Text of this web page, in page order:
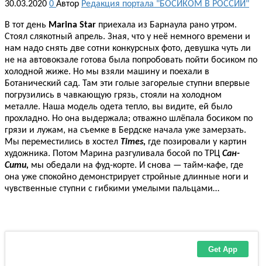
30.03.2020 0 Автор Редакция портала "БОСИКОМ В РОССИИ"
В тот день Marina Star приехала из Барнаула рано утром.
Стоял слякотный апрель. Зная, что у неё немного времени и
нам надо снять две сотни конкурсных фото, девушка чуть ли
не на автовокзале готова была попробовать пойти босиком по
холодной жиже. Но мы взяли машину и поехали в
Ботанический сад. Там эти голые загорелые ступни впервые
погрузились в чавкающую грязь, стояли на холодном
металле. Наша модель одета тепло, вы видите, ей было
прохладно. Но она выдержала; отважно шлёпала босиком по
грязи и лужам, на съемке в Бердске начала уже замерзать.
Мы переместились в хостел Times, где позировали у картин
художника. Потом Марина разгуливала босой по ТРЦ Сан-
Сити, мы обедали на фуд-корте. И снова — тайм-кафе, где
она уже спокойно демонстрирует стройные длинные ноги и
чувственные ступни с гибкими умелыми пальцами…